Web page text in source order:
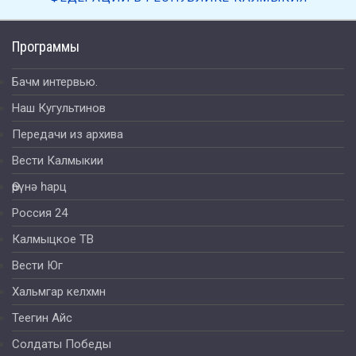
Программы
Бачм интервью.
Наш Кугультинов
Передачи из архива
Вести Калмыкии
Өрүнә һарц
Россия 24
Калмыцкое ТВ
Вести Юг
Хальмгар келхмн
Теегин Айс
Солдаты Победы